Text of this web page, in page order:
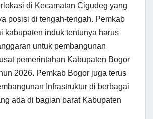
di Kecamatan Cigudeg yang
posisi di te­ngah-tengah. Pemkab
ka­bupaten induk tentunya harus
untuk pembangunan
pemerintahan Kabupaten Bogor
2026. Pemkab Bogor juga terus
Infrastruktur di berbagai
ada di bagian barat Kabupa­ten